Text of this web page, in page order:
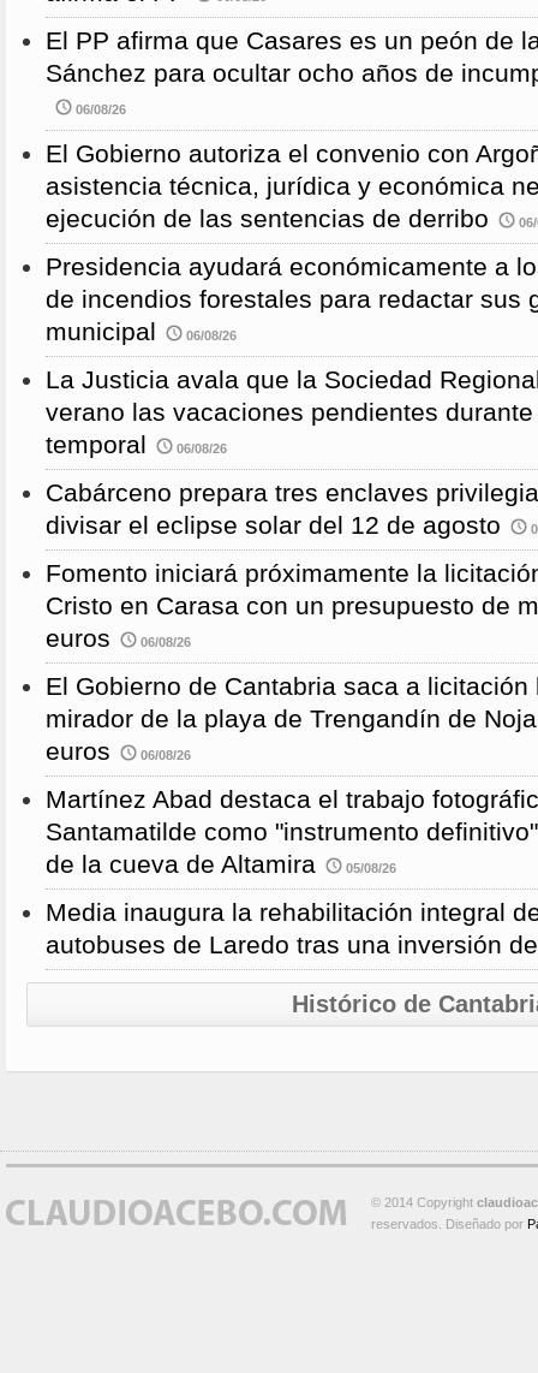
El PP afirma que Casares es un peón de
Sánchez para ocultar ocho años de
06/08/26
El Gobierno autoriza el convenio con
asistencia técnica, jurídica y económica
ejecución de las sentencias de derribo
Presidencia ayudará económicamente a
de incendios forestales para redactar sus
municipal
06/08/26
La Justicia avala que la Sociedad
verano las vacaciones pendientes
temporal
06/08/26
Cabárceno prepara tres enclaves
divisar el eclipse solar del 12 de agosto
Fomento iniciará próximamente la
Cristo en Carasa con un presupuesto de
euros
06/08/26
El Gobierno de Cantabria saca a
mirador de la playa de Trengandín de
euros
06/08/26
Martínez Abad destaca el trabajo
Santamatilde como "instrumento
de la cueva de Altamira
05/08/26
Media inaugura la rehabilitación integral
autobuses de Laredo tras una inversión
Histórico de
© 2014 Copyright
reservados. Diseñado por